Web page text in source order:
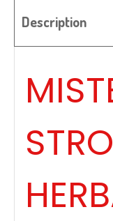
Description